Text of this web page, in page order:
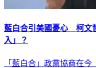
藍白合引美國憂心 柯文
入」？
「藍白合」政黨協商在